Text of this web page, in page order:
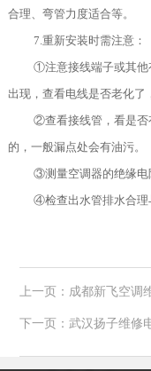
合理、弯管力度适合等。
7.重新安装时需注意：
①注意接线端子或其他
出现，查看电线是否老化了
②查看接线管，看是否
的，一般漏点处会有油污。
③测量空调器的绝缘电
④检查出水管排水合理
上一页：成都新飞空调
下一页：武汉扬子维修